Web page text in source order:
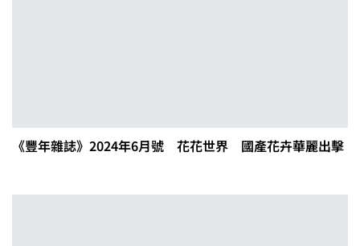
《豐年雜誌》2024年6月號 花花世界 國產花卉華麗出擊